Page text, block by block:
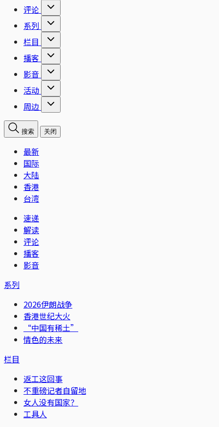
评论
系列
栏目
播客
影音
活动
周边
搜索 关闭
最新
国际
大陆
香港
台湾
速递
解读
评论
播客
影音
系列
2026伊朗战争
香港世纪大火
“中国有稀土”
情色的未来
栏目
返工这回事
不重磅记者自留地
女人没有国家？
工具人